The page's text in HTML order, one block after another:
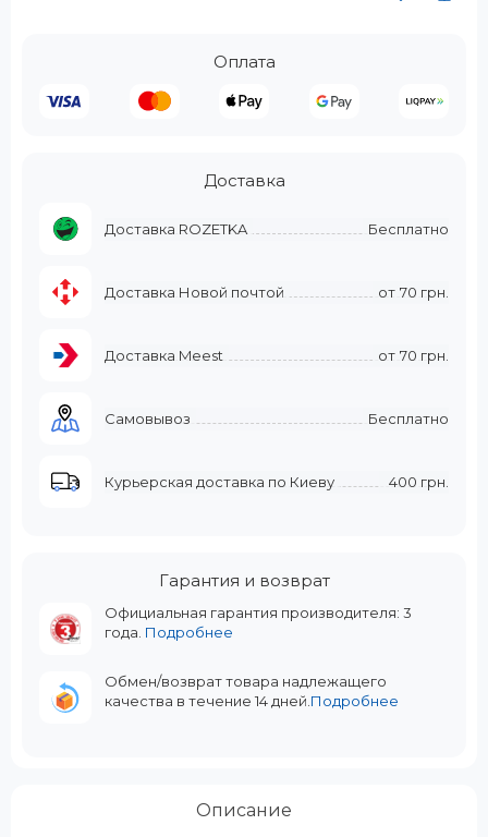
Оплата
Доставка
Доставка ROZETKA Бесплатно
Доставка Новой почтой от 70 грн.
Доставка Meest от 70 грн.
Самовывоз Бесплатно
Курьерская доставка по Киеву 400 грн.
Гарантия и возврат
Официальная гарантия производителя: 3
года. Подробнее
Обмен/возврат товара надлежащего
качества в течение 14 дней. Подробнее
Описание